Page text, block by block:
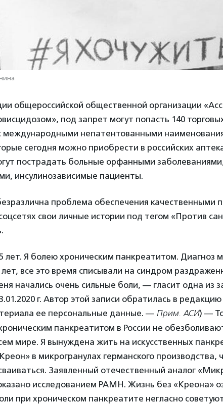
общероссийской общественной организации
под запрет могут попасть 140
международными непатентованными
сегодня можно приобрести в российских
пострадать больные орфанными
инсулинозависимые пациенты.
проблема обеспечения качественными
свои личные истории под тегом «Против
лет. Я болею хроническим панкреатитом. Диагноз
лет, все это время списывали на синдром
начались очень сильные боли, — гласит одна из
г. Автор этой записи обратилась в
ее персональные данные. — Прим. АСИ) —
панкреатитом в России не
мире. Я вынуждена жить на искусственных
в микрогранулах германского
Заявленный отечественный аналог
исследованием РАМН. Жизнь без «Креона»
при хроническом панкреатите негласно